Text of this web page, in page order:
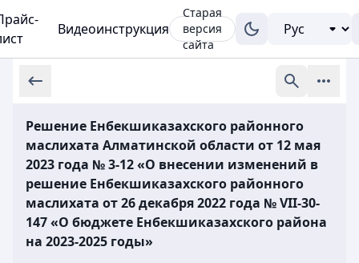
Видеоинструкция
Старая
версия
сайта
Решение Енбекшиказахского районного
маслихата Алматинской области от 12 мая
2023 года № 3-12 «О внесении изменений в
решение Енбекшиказахского районного
маслихата от 26 декабря 2022 года № VII-30-
147 «О бюджете Енбекшиказахского района
на 2023-2025 годы»